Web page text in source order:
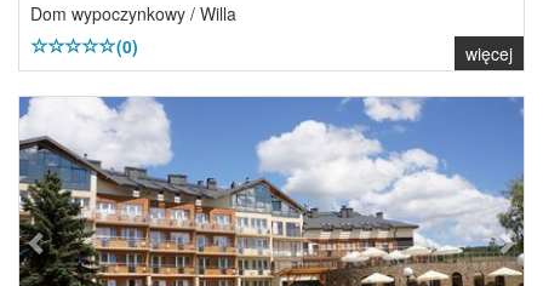
Dom wypoczynkowy / Willa
(0)
więcej
Previous Next